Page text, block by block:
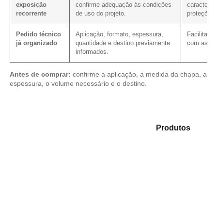
exposição
recorrente
confirme adequação às condições
de uso do projeto.
proteções
Pedido técnico
já organizado
Aplicação, formato, espessura,
quantidade e destino previamente
informados.
Facilita a
com as
Antes de comprar: confirme a aplicação, a medida da chapa, a
espessura, o volume necessário e o destino.
Produtose